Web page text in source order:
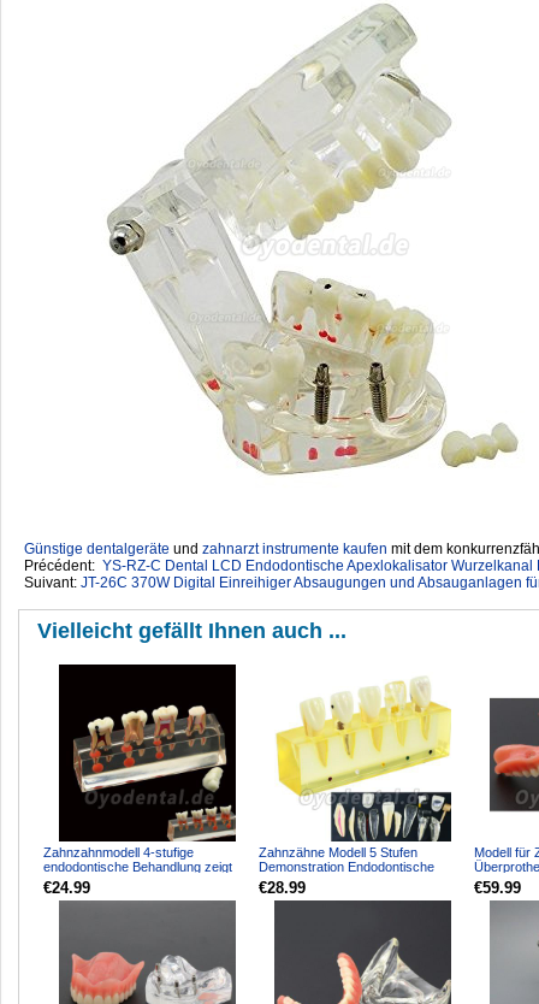
Günstige dentalgeräte ‎ und zahnarzt instrumente kaufen mit dem
Précédent: YS-RZ-C Dental LCD Endodontische Apexlokalisator
Suivant: JT-26C 370W Digital Einreihiger Absaugungen und Absauganlagen
Vielleicht gefällt Ihnen auch ...
Zahnzahnmodell 4-stufige
endodontische Behandlung zeigt
anatomisches M4018-01
€24.99
Zahnzähne Modell 5 Stufen
Demonstration Endodontische
Behandlung Wurzelkanal Sch...
€28.99
Modell für
€59.99